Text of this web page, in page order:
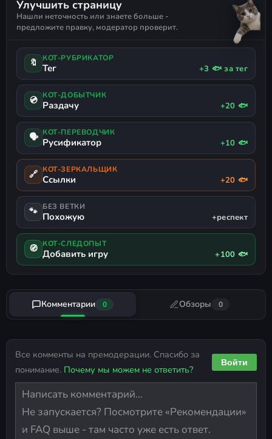
Улучшить страницу
Нашли неточность или знаете больше -
предложите правку, модератор проверит.
🔖 КОТ-РУБРИКАТОР
Тег +3 🐟 за тег
💿 КОТ-ДОБЫТЧИК
Раздачу +20 🐟
🗣 КОТ-ПЕРЕВОДЧИК
Русификатор +10 🐟
🔗 КОТ-ЗЕРКАЛЬЩИК
Ссылки +20 🐟
🐾 БЕЗ ВЕТКИ
Похожую +респект
🧭 КОТ-СЛЕДОПЫТ
Добавить игру +100 🐟
Комментарии 0 Обзоры 0
Все комменты на премодерации. Спасибо за
понимание. Почему мы можем не ответить?
Войти